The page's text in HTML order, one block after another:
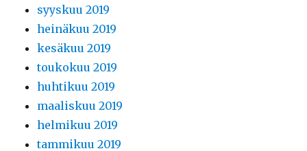
syyskuu 2019
heinäkuu 2019
kesäkuu 2019
toukokuu 2019
huhtikuu 2019
maaliskuu 2019
helmikuu 2019
tammikuu 2019